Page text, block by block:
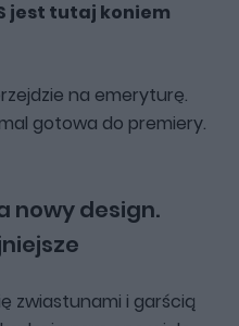
jest tutaj koniem
na emeryturę.
gotowa do premiery.
nowy design.
zwiastunami i garścią